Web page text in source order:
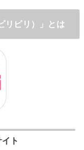
リビリ）」とは
ト